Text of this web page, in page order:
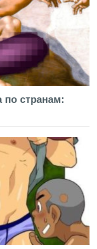
по странам: